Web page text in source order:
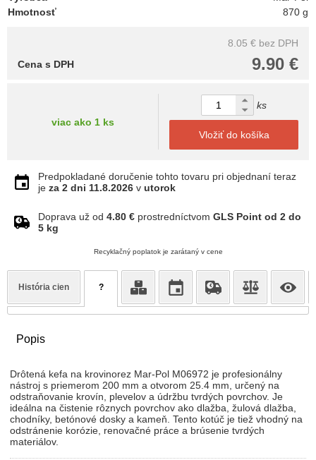
Hmotnosť
870 g
8.05 € bez DPH
9.90 €
Cena s DPH
viac ako 1 ks
ks
Vložiť do košíka
Predpokladané doručenie tohto tovaru pri objednaní teraz
je za 2 dni 11.8.2026 v utorok
Doprava už od 4.80 € prostredníctvom GLS Point od 2 do
5 kg
Recyklačný poplatok je zarátaný v cene
História cien ?
Popis
Drôtená kefa na krovinorez Mar-Pol M06972 je profesionálny
nástroj s priemerom 200 mm a otvorom 25.4 mm, určený na
odstraňovanie krovín, plevelov a údržbu tvrdých povrchov. Je
ideálna na čistenie rôznych povrchov ako dlažba, žulová dlažba,
chodníky, betónové dosky a kameň. Tento kotúč je tiež vhodný na
odstránenie korózie, renovačné práce a brúsenie tvrdých
materiálov.